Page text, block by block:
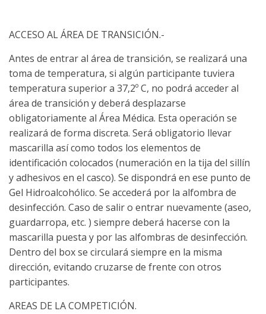
ACCESO AL ÁREA DE TRANSICIÓN.-
Antes de entrar al área de transición, se realizará una
toma de temperatura, si algún participante tuviera
temperatura superior a 37,2º C, no podrá acceder al
área de transición y deberá desplazarse
obligatoriamente al Área Médica. Esta operación se
realizará de forma discreta. Será obligatorio llevar
mascarilla así como todos los elementos de
identificación colocados (numeración en la tija del sillín
y adhesivos en el casco). Se dispondrá en ese punto de
Gel Hidroalcohólico. Se accederá por la alfombra de
desinfección. Caso de salir o entrar nuevamente (aseo,
guardarropa, etc. ) siempre deberá hacerse con la
mascarilla puesta y por las alfombras de desinfección.
Dentro del box se circulará siempre en la misma
dirección, evitando cruzarse de frente con otros
participantes.
AREAS DE LA COMPETICIÓN.